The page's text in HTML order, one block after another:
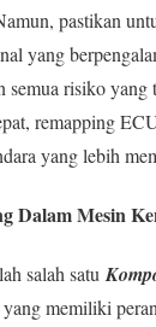
pastikan
yang
semua risiko yang
remapping
yang lebih
Dalam Mesin
salah satu
yang memiliki